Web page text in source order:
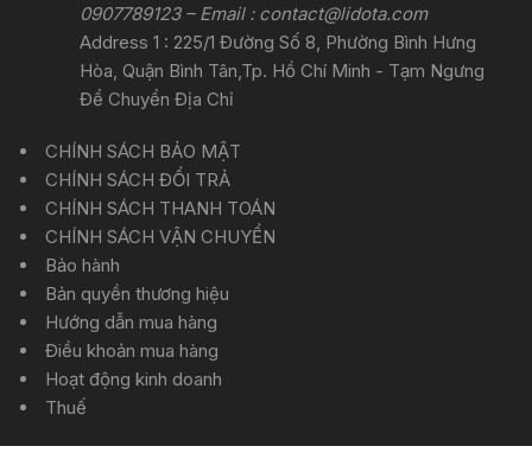
0907789123 – Email : contact@lidota.com
Address 1 : 225/1 Đường Số 8, Phường Bình Hưng
Hòa, Quận Bình Tân,Tp. Hồ Chí Minh - Tạm Ngưng
Để Chuyển Địa Chỉ
CHÍNH SÁCH BẢO MẬT
CHÍNH SÁCH ĐỔI TRẢ
CHÍNH SÁCH THANH TOÁN
CHÍNH SÁCH VẬN CHUYỂN
Bảo hành
Bản quyền thương hiệu
Hướng dẫn mua hàng
Điều khoản mua hàng
Hoạt động kinh doanh
Thuế